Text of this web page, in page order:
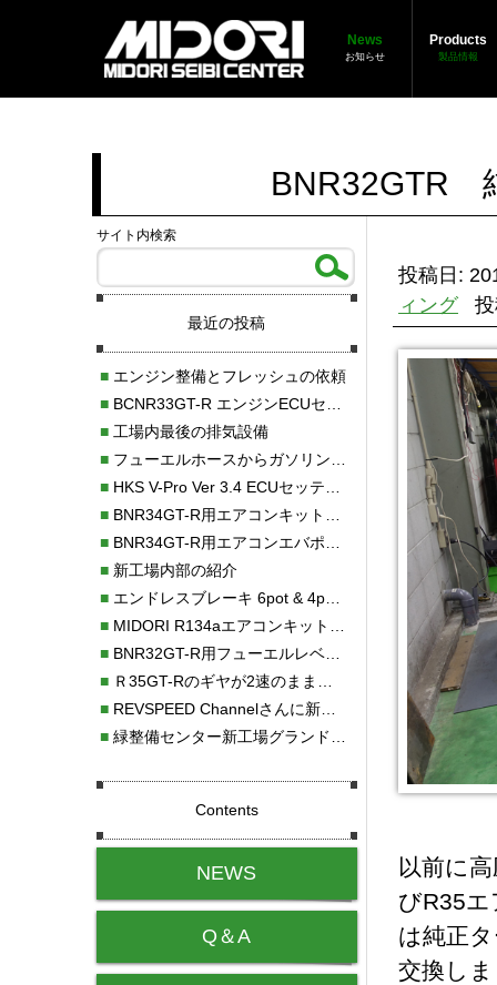
News
お知らせ
Products
製品情報
BNR32GTR
投稿日:
ィング
以前に
びR35
は純正
交換し
サイト内検索
最近の投稿
■エンジン整備とフレッシュの依頼
■BCNR33GT-R エンジンECUセッティング調整
■工場内最後の排気設備
■フューエルホースからガソリン漏れ
■HKS V-Pro Ver 3.4 ECUセッティング
■BNR34GT-R用エアコンキット新発売！！
■BNR34GT-R用エアコンエバポレーターを新発売！！
■新工場内部の紹介
■エンドレスブレーキ 6pot & 4potオーバーホール
■MIDORI R134aエアコンキットタイプⅡ取り付け
■BNR32GT-R用フューエルレベルセンサー新発売！！
■Ｒ35GT-Rのギヤが2速のまま変速しない！！
■REVSPEED Channelさんに新社屋を紹介していただきました!!
■緑整備センター新工場グランドオープン・続報
Contents
NEWS
Q＆A